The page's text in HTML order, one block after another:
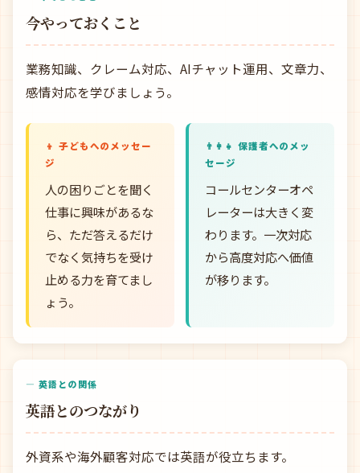
今やっておくこと
業務知識、クレーム対応、AIチャット運用、文章力、
感情対応を学びましょう。
👦 子どもへのメッセー
ジ
人の困りごとを聞く
仕事に興味があるな
ら、ただ答えるだけ
でなく気持ちを受け
止める力を育てまし
ょう。
👨‍👩‍👧 保護者へのメッ
セージ
コールセンターオペ
レーターは大きく変
わります。一次対応
から高度対応へ価値
が移ります。
— 英語との関係
英語とのつながり
外資系や海外顧客対応では英語が役立ちます。